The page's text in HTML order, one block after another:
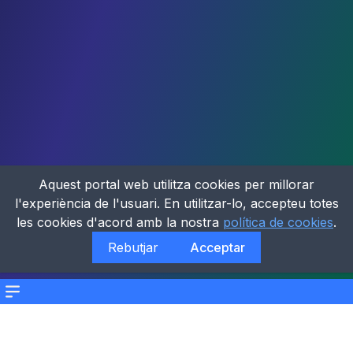
Menu
Aquest portal web utilitza cookies per millorar
l'experiència de l'usuari. En utilitzar-lo, accepteu totes
les cookies d'acord amb la nostra política de cookies.
Rebutjar
Acceptar